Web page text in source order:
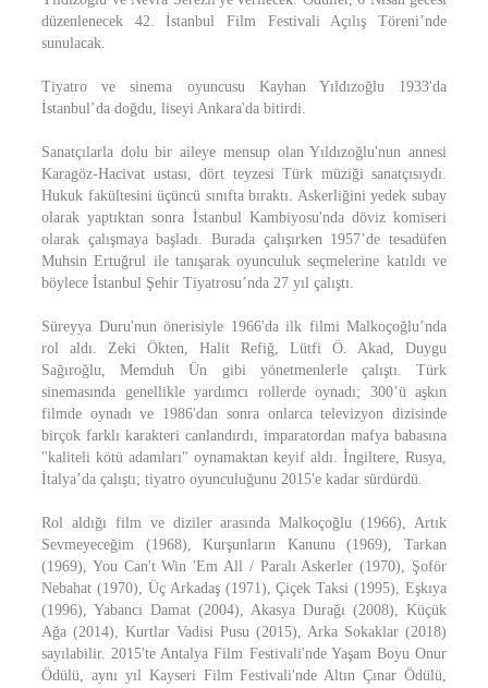
düzenlenecek 42. İstanbul Film Festivali Açılış Töreni’nde
sunulacak.
Tiyatro ve sinema oyuncusu Kayhan Yıldızoğlu 1933'da
İstanbul’da doğdu, liseyi Ankara'da bitirdi.
Sanatçılarla dolu bir aileye mensup olan Yıldızoğlu'nun annesi
Karagöz-Hacivat ustası, dört teyzesi Türk müziği sanatçısıydı.
Hukuk fakültesini üçüncü sınıfta bıraktı. Askerliğini yedek subay
olarak yaptıktan sonra İstanbul Kambiyosu'nda döviz komiseri
olarak çalışmaya başladı. Burada çalışırken 1957’de tesadüfen
Muhsin Ertuğrul ile tanışarak oyunculuk seçmelerine katıldı ve
böylece İstanbul Şehir Tiyatrosu’nda 27 yıl çalıştı.
Süreyya Duru'nun önerisiyle 1966'da ilk filmi Malkoçoğlu’nda
rol aldı. Zeki Ökten, Halit Refiğ, Lütfi Ö. Akad, Duygu
Sağıroğlu, Memduh Ün gibi yönetmenlerle çalıştı. Türk
sinemasında genellikle yardımcı rollerde oynadı; 300’ü aşkın
filmde oynadı ve 1986'dan sonra onlarca televizyon dizisinde
birçok farklı karakteri canlandırdı, imparatordan mafya babasına
"kaliteli kötü adamları" oynamaktan keyif aldı. İngiltere, Rusya,
İtalya’da çalıştı; tiyatro oyunculuğunu 2015'e kadar sürdürdü.
Rol aldığı film ve diziler arasında Malkoçoğlu (1966), Artık
Sevmeyeceğim (1968), Kurşunların Kanunu (1969), Tarkan
(1969), You Can't Win 'Em All / Paralı Askerler (1970), Şoför
Nebahat (1970), Üç Arkadaş (1971), Çiçek Taksi (1995), Eşkıya
(1996), Yabancı Damat (2004), Akasya Durağı (2008), Küçük
Ağa (2014), Kurtlar Vadisi Pusu (2015), Arka Sokaklar (2018)
sayılabilir. 2015'te Antalya Film Festivali'nde Yaşam Boyu Onur
Ödülü, aynı yıl Kayseri Film Festivali'nde Altın Çınar Ödülü,